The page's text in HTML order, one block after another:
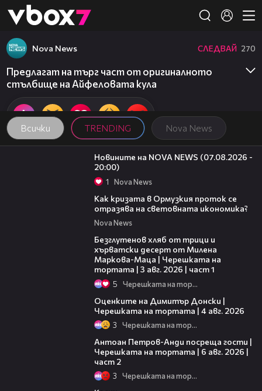
👾
Всички TRENDING Nova News
Nova News СЛЕДВАЙ 270
Предлагат на търг част от оригиналното
стълбище на Айфеловата кула
22:56
Новините на NOVA NEWS (07.08.2026 -
20:00)
1 Nova News
Как кризата в Ормузкия проток се
отразява на световната икономика?
Nova News
Безглутенов хляб от трици и
хърватски десерт от Милена
Маркова-Маца | Черешката на
тортата | 3 авг. 2026 | част 1
5 Черешката на тортата
Оценките на Димитър Донски |
Черешката на тортата | 4 авг. 2026
3 Черешката на тортата
Антоан Петров-Анди посреща гости |
Черешката на тортата | 6 авг. 2026 |
част 2
3 Черешката на тортата